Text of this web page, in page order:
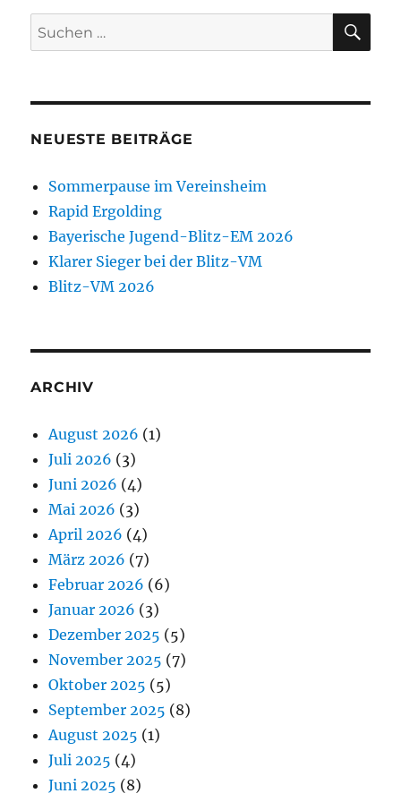
Suchen
nach:
NEUESTE BEITRÄGE
Sommerpause im Vereinsheim
Rapid Ergolding
Bayerische Jugend-Blitz-EM 2026
Klarer Sieger bei der Blitz-VM
Blitz-VM 2026
ARCHIV
August 2026 (1)
Juli 2026 (3)
Juni 2026 (4)
Mai 2026 (3)
April 2026 (4)
März 2026 (7)
Februar 2026 (6)
Januar 2026 (3)
Dezember 2025 (5)
November 2025 (7)
Oktober 2025 (5)
September 2025 (8)
August 2025 (1)
Juli 2025 (4)
Juni 2025 (8)